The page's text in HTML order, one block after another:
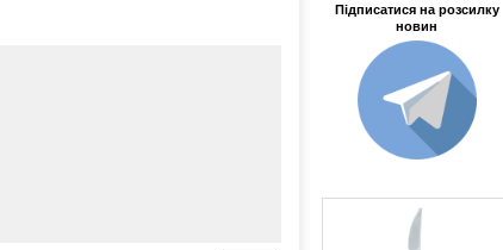
Підписатися на розсилку
новин